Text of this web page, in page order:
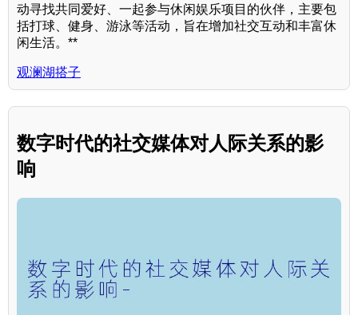
动寻找共同爱好、一起参与休闲娱乐项目的伙伴，主要包
括打球、健身、游泳等活动，旨在增加社交互动和丰富休
闲生活。**
观澜湖搭子
数字时代的社交媒体对人际关系的影
响